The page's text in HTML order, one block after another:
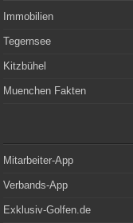
Immobilien
Tegernsee
Kitzbühel
Muenchen Fakten
Mitarbeiter-App
Verbands-App
Exklusiv-Golfen.de